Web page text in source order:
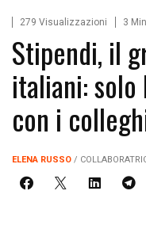
279 Visualizzazioni 3 Min
Stipendi, il
italiani:
con i
ELENA RUSSO /